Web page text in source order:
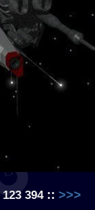
123 394 :: >>>